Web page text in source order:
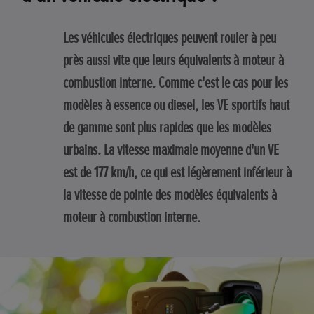
Les véhicules électriques peuvent rouler à peu
près aussi vite que leurs équivalents à moteur à
combustion interne. Comme c'est le cas pour les
modèles à essence ou diesel, les VE sportifs haut
de gamme sont plus rapides que les modèles
urbains. La vitesse maximale moyenne d'un VE
est de 177 km/h, ce qui est légèrement inférieur à
la vitesse de pointe des modèles équivalents à
moteur à combustion interne.